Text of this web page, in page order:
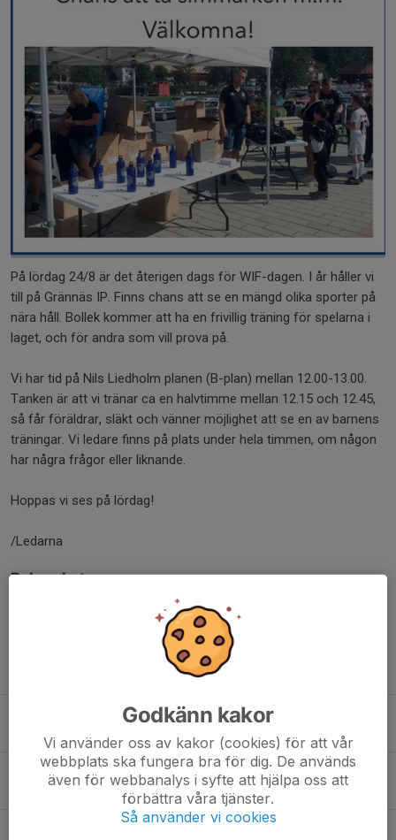
På lördag 24/8 är det återigen dags för WIF-dagen. I år håller vi
till på Grännäs IP. Finns chans att se en mängd olika sporter på
nära håll. Bollek kommer att ha en frivillig träning för spelarna i
laget, och för andra som vill prova på.
Vi har tid på Nils Liedholm planen (B-plan) mellan 12.00-13.00.
Tanken är att vi tränar ca en halvtimme mellan 12.15 och 12.45,
så får föräldrar, släkt och vänner möjlighet att se en av barnens
träningar. Vi ledare finns på plats under hela timmen, om någon
har några frågor eller liknande.
Hoppas vi ses på lördag!
/Ledarna
Dela nyhet
Samling på konstgräsplanen
Samling på konstgräsplanen
4 maj, 11:47 1
Godkänn kakor
Vi använder oss av kakor (cookies) för att vår
webbplats ska fungera bra för dig. De används
även för webbanalys i syfte att hjälpa oss att
förbättra våra tjänster.
Så använder vi cookies